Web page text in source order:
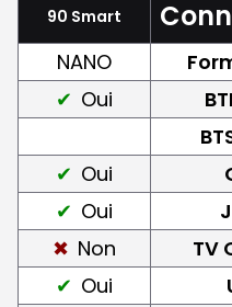
90 Smart
NANO
Oui
Oui
Oui
Non
TV
Oui